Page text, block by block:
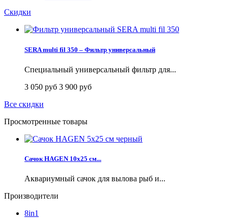
Скидки
SERA multi fil 350 – Фильтр универсальный
Специальный универсальный фильтр для...
3 050 руб 3 900 руб
Все скидки
Просмотренные товары
Сачок HAGEN 10х25 см...
Аквариумный сачок для вылова рыб и...
Производители
8in1